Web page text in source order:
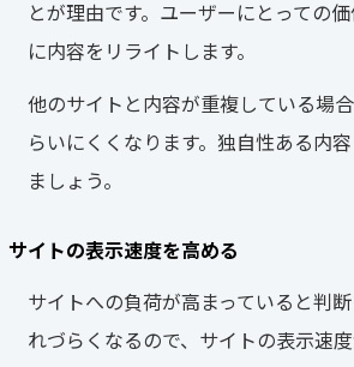
とが理由です。ユーザーにとっての
に内容をリライトします。
他のサイトと内容が重複している場
らいにくくなります。独自性ある内
ましょう。
サイトの表示速度を高める
サイトへの負荷が高まっていると判
れづらくなるので、サイトの表示速